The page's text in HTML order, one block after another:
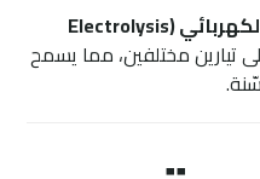
تقنية التحليل الكهربائي (Electrolysis
تيارين مختلفين، مما يسمح